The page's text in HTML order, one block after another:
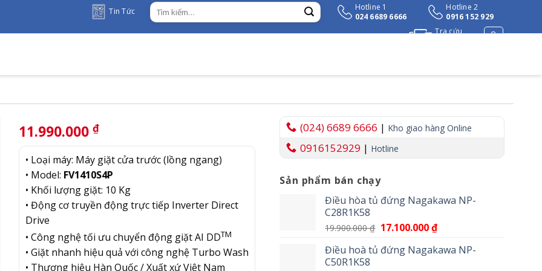
Tin Tức
Tìm
kiếm:
Hotline 1
024 6689 6666
Hotline 2
0916 152 929
Tra cứu
11.990.000 ₫
• Loại máy: Máy giặt cửa trước (lồng ngang)
• Model: FV1410S4P
• Khối lượng giặt: 10 Kg
• Động cơ truyền động trực tiếp Inverter Direct
Drive
• Công nghệ tối ưu chuyển động giặt AI DDTM
• Giặt nhanh hiệu quả với công nghệ Turbo Wash
• Thương hiệu Hàn Quốc / Xuất xứ Việt Nam
(024) 6689 6666 | Kho giao hàng Online
0916152929 | Hotline
Sản phẩm bán chạy
Điều hòa tủ đứng Nagakawa NP-
C28R1K58
19.900.000₫ Giá
là:
17.100.000₫Giá
tại
Điều hoà tủ đứng Nagakawa NP-
C50R1K58